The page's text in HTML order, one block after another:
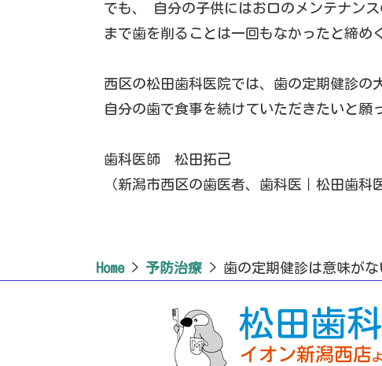
でも、 自分の子供にはお口のメンテナン
まで歯を削ることは一回もなかったと締め
西区の松田歯科医院では、歯の定期健診の
自分の歯で食事を続けていただきたいと
歯科医師 松田拓己
（新潟市西区の歯医者、歯科医｜松田歯科
Home> 予防治療 > 歯の定期健診は意味がな